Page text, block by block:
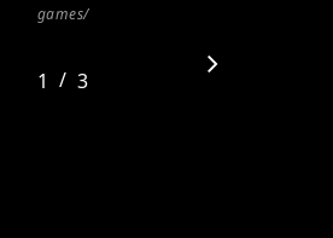
games/
1 2 3
/ 3